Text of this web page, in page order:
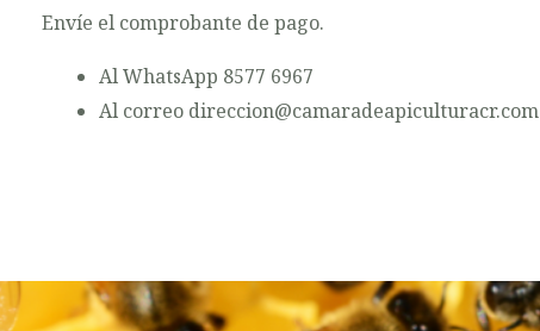
Envíe el comprobante de pago.
Al WhatsApp 8577 6967
Al correo direccion@camaradeapiculturacr.com